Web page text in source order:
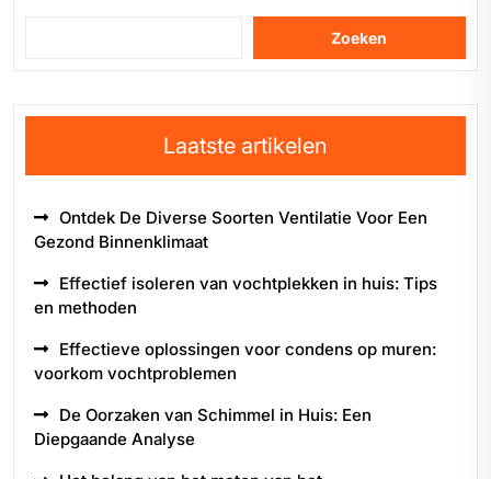
Zoeken
Laatste artikelen
Ontdek De Diverse Soorten Ventilatie Voor Een
Gezond Binnenklimaat
Effectief isoleren van vochtplekken in huis: Tips
en methoden
Effectieve oplossingen voor condens op muren:
voorkom vochtproblemen
De Oorzaken van Schimmel in Huis: Een
Diepgaande Analyse